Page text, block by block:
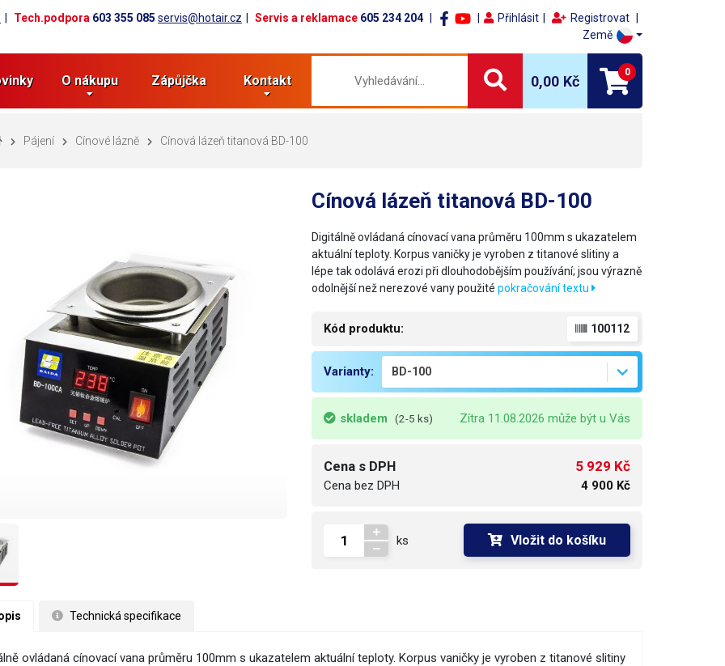
Tech.podpora 603 355 085 servis@hotair.cz Servis a reklamace 605 234 204 Přihlásit
Registrovat
Země
O nákupu Zápůjčka Kontakt 0,00 Kč
0
Pájení Cínové lázně Cínová lázeň titanová BD-100
Cínová lázeň titanová BD-100
Digitálně ovládaná cínovací vana průměru 100mm s ukazatelem
aktuální teploty. Korpus vaničky je vyroben z titanové slitiny a
lépe tak odolává erozi při dlouhodobějším používání; jsou výrazně
odolnější než nerezové vany použitépokračování textu
Kód produktu: 100112
Varianty:
skladem (2-5 ks) Zítra 11.08.2026 může být u Vás
Cena s DPH
Cena bez DPH
5 929 Kč
4 900 Kč
ks Vložit do košíku
Technická specifikace
ovládaná cínovací vana průměru 100mm s ukazatelem aktuální teploty. Korpus vaničky je vyroben z titanové slitiny